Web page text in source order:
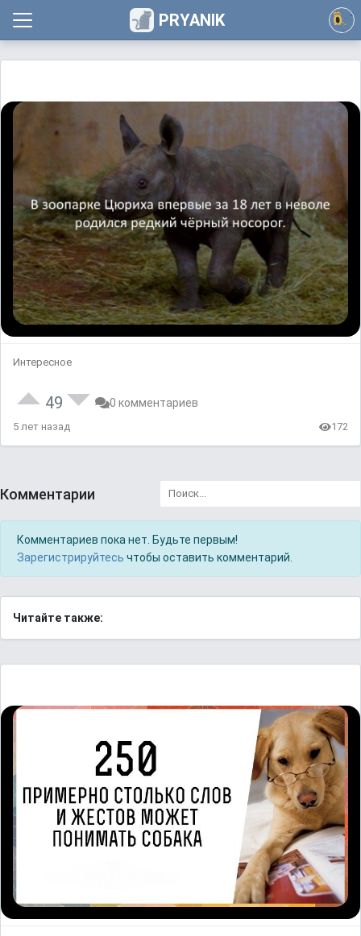
PRYANIK
Интересное
49 0 комментариев
5 лет назад 172
Комментарии
Комментариев пока нет. Будьте первым!
Зарегистрируйтесь чтобы оставить комментарий.
Читайте также: